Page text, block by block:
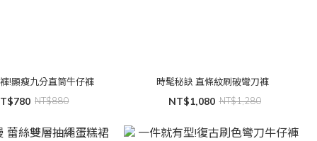
!顯瘦九分直筒牛仔褲
NT$880
時髦秘訣 直條紋刷破彎刀褲
NT$1,080 NT$1,280